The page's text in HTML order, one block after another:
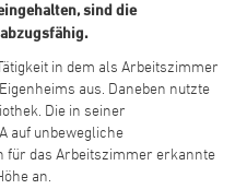
sind die
in dem als Arbeitszimmer
aus. Daneben nutzte
Die in seiner
auf unbewegliche
für das Arbeitszimmer erkannte
an.